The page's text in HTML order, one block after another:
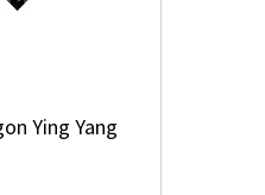
Ying Yang